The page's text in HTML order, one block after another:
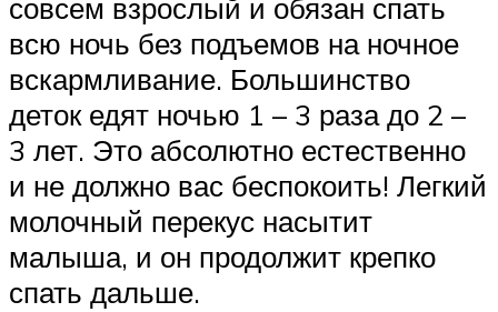
совсем взрослый и обязан спать
всю ночь без подъемов на ночное
вскармливание. Большинство
деток едят ночью 1 – 3 раза до 2 –
3 лет. Это абсолютно естественно
и не должно вас беспокоить! Легкий
молочный перекус насытит
малыша, и он продолжит крепко
спать дальше.